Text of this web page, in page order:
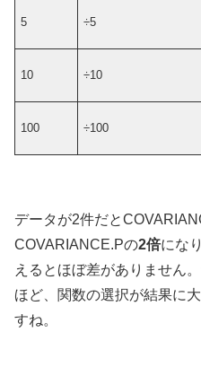
5 ÷5
10 ÷10
100 ÷100
データが2件だと
COVARIANCE.Pの2倍にな
えるとほぼ差がありません
ほど、関数の選択が結果に
すね。